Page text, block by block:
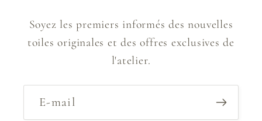
Soyez les premiers informés des nouvelles
toiles originales et des offres exclusives de
l'atelier.
E-mail